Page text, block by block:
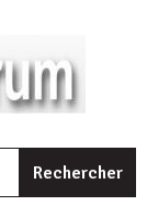
.Wewe
iki kugira ngo